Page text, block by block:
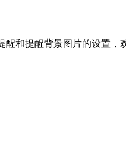
和提醒背景图片的设置，